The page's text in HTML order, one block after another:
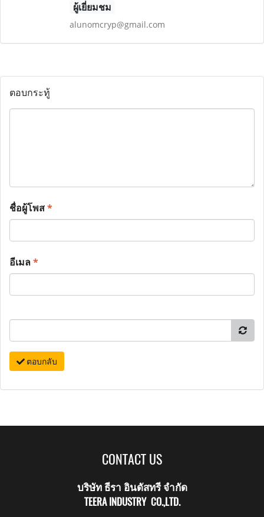
ผู้เยี่ยมชม
alunomcryp@gmail.com
ตอบกระทู้
ชื่อผู้โพส*
อีเมล*
ตอบกลับ
CONTACT US
บริษัท ธีรา อินดัสทรี จำกัด
TEERA INDUSTRY CO.,LTD.